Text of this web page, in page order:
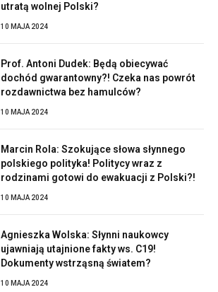
utratą wolnej Polski?
10 MAJA 2024
Prof. Antoni Dudek: Będą obiecywać
dochód gwarantowny?! Czeka nas powrót
rozdawnictwa bez hamulców?
10 MAJA 2024
Marcin Rola: Szokujące słowa słynnego
polskiego polityka! Politycy wraz z
rodzinami gotowi do ewakuacji z Polski?!
10 MAJA 2024
Agnieszka Wolska: Słynni naukowcy
ujawniają utajnione fakty ws. C19!
Dokumenty wstrząsną światem?
10 MAJA 2024